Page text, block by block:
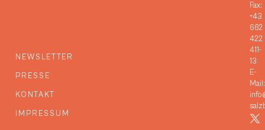
NEWSLETTER
PRESSE
KONTAKT
IMPRESSUM
Fax:
+43
662
422
411-
13
E-
Mail: